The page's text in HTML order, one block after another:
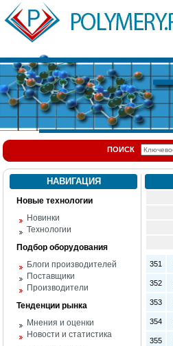
ПОИСК
НАВИГАЦИЯ
Новые технологии
Новинки
Технологии
Подбор оборудования
Блоги производителей
Поставщики
Производители
Тенденции рынка
Мнения и оценки
Новости и статистика
351
352
353
354
355